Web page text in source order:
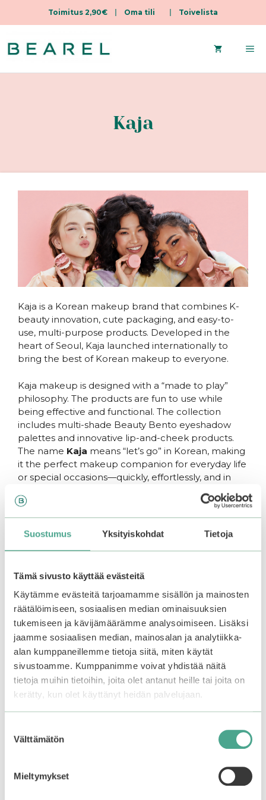
Suostumus Yksityiskohdat Tietoja
Tämä sivusto käyttää evästeitä
Käytämme evästeitä tarjoamamme sisällön ja mainosten
räätälöimiseen, sosiaalisen median ominaisuuksien
tukemiseen ja kävijämäärämme analysoimiseen. Lisäksi
jaamme sosiaalisen median, mainosalan ja analytiikka-
alan kumppaneillemme tietoja siitä, miten käytät
sivustoamme. Kumppanimme voivat yhdistää näitä
tietoja muihin tietoihin, joita olet antanut heille tai joita on
kerätty, kun olet käyttänyt heidän palvelujaan.
valinta
Välttämätön
Mieltymykset
Toimitus 2,90€ Oma tili Toivelista
to
content
Kaja
Kaja is a Korean makeup brand that combines K-
beauty innovation, cute packaging, and easy-to-
use, multi-purpose products. Developed in the
heart of Seoul, Kaja launched internationally to
bring the best of Korean makeup to everyone.
Kaja makeup is designed with a “made to play”
philosophy. The products are fun to use while
being effective and functional. The collection
includes multi-shade Beauty Bento eyeshadow
palettes and innovative lip-and-cheek products.
The name Kaja means “let’s go” in Korean, making
it the perfect makeup companion for everyday life
or special occasions—quickly, effortlessly, and in
and tones.
Explore Kaja makeup at Bearel and find your
favorite from the world of Korean beauty.
Showing the single result
Kaja | Beauty Bento
This
product
has
multiple
variants.
be
the